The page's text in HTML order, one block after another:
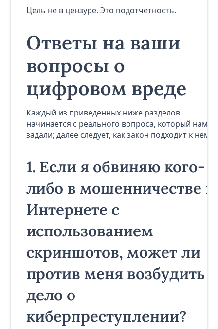
Цель не в цензуре. Это подотчетность.
Ответы на ваши
вопросы о
цифровом вреде
Каждый из приведенных ниже разделов
начинается с реального вопроса, который нам
задали; далее следует, как закон подходит к нему.
1. Если я обвиняю кого-
либо в мошенничестве в
Интернете с
использованием
скриншотов, может ли
против меня возбудить
дело о
киберпреступлении?